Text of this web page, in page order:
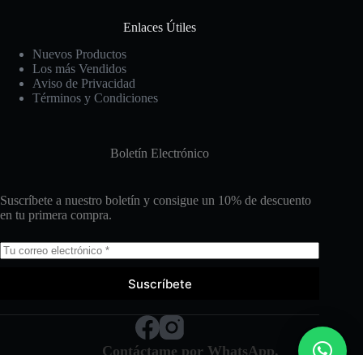
Enlaces Útiles
Nuevos Productos
Los más Vendidos
Aviso de Privacidad
Términos y Condiciones
Boletín Electrónico
Suscríbete a nuestro boletín y consigue un 10% de descuento
en tu primera compra.
Suscríbete
Contáctame por WhatsApp.